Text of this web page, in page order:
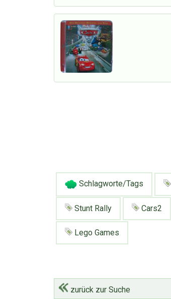
Schlagworte/Tags
Stunt Rally Cars2
Lego Games
zurück zur Suche